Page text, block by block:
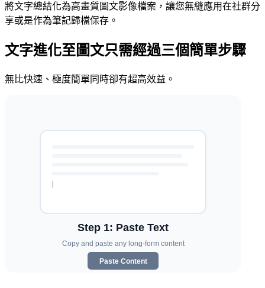
將文字總結化為高畫質圖文影像檔案，讓您無縫應用在社群分
享或是作為筆記歸檔保存。
文字進化至圖文只需經過三個簡單步驟
無比快速、極度簡單同時卻有超高效益。